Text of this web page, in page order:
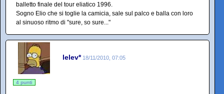
balletto finale del tour eliatico 1996.
Sogno Elio che si toglie la camicia, sale sul palco e balla con loro
al sinuoso ritmo di "sure, so sure..."
lelev* 18/11/2010, 07:05
4 punti